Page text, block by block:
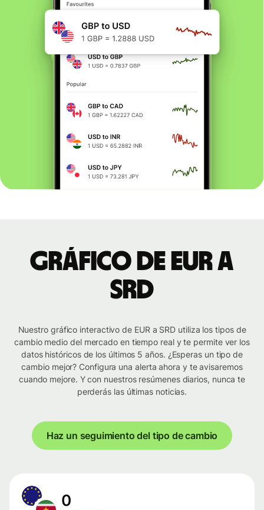
Gráfico de EUR a
SRD
Nuestro gráfico interactivo de EUR a SRD utiliza los tipos de
cambio medio del mercado en tiempo real y te permite ver los
datos históricos de los últimos 5 años. ¿Esperas un tipo de
cambio mejor? Configura una alerta ahora y te avisaremos
cuando mejore. Y con nuestros resúmenes diarios, nunca te
perderás las últimas noticias.
Haz un seguimiento del tipo de cambio
0